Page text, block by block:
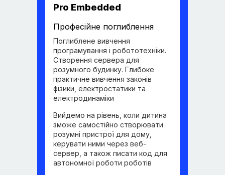
Поглиблене вивчення
програмування і робототехніки.
Створення сервера для
розумного будинку. Глибоке
практичне вивчення законів
фізики, електростатики та
електродинаміки
Вийдемо на рівень, коли дитина
зможе самостійно створювати
розумні пристрої для дому,
керувати ними через веб-
сервер, а також писати код для
автономної роботи роботів
Професійне поглиблення
Pro Embedded